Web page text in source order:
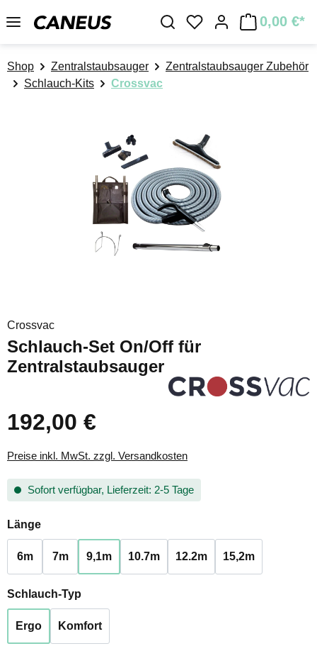
Zum Hauptinhalt springen Du hast 0 Produkte
0,00 €*
Shop Zentralstaubsauger
Zentralstaubsauger Zubehör
Schlauch-Kits
Crossvac
Crossvac
Schlauch-Set On/Off für
Zentralstaubsauger
192,00 €
Preise inkl. MwSt. zzgl. Versandkosten
Sofort verfügbar, Lieferzeit: 2-5 Tage
Längeauswählen
6m 7m 9,1m 10.7m 12.2m 15,2m
Schlauch-Typ
Ergo Komfort